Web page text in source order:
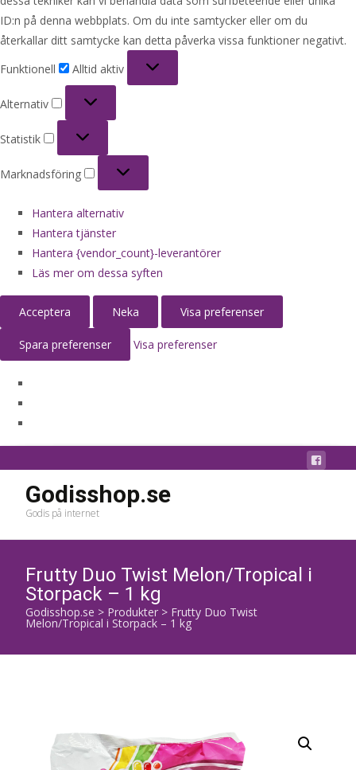
ID:n på denna webbplats. Om du inte samtycker eller om du
återkallar ditt samtycke kan detta påverka vissa funktioner negativt.
Funktionell
Alltid aktiv
Alternativ
Statistik
Marknadsföring
Hantera alternativ
Hantera tjänster
Hantera {vendor_count}-leverantörer
Läs mer om dessa syften
Acceptera Neka Visa preferenser
Spara preferenser Visa preferenser
Godisshop.se
Godis på internet
Frutty Duo Twist Melon/Tropical i
Storpack – 1 kg
Godisshop.se > Produkter > Frutty Duo Twist
Melon/Tropical i Storpack – 1 kg